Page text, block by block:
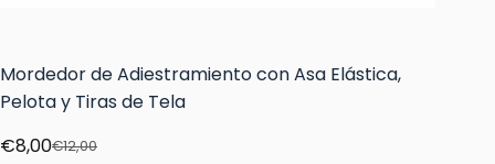
Mordedor de Adiestramiento con Asa Elástica,
Pelota y Tiras de Tela
€12,00
€8,00